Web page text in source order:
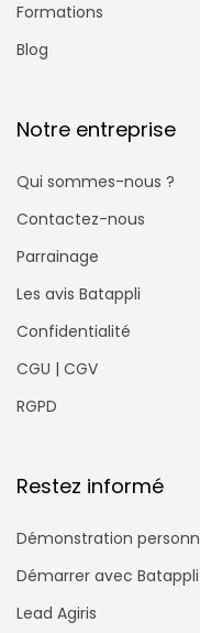
Formations
Blog
Notre entreprise
Qui sommes-nous ?
Contactez-nous
Parrainage
Les avis Batappli
Confidentialité
CGU | CGV
RGPD
Restez informé
Démonstration
Démarrer avec Batappli
Lead Agiris